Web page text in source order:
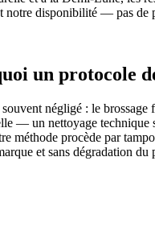
disponibilité — pas de
un protocole
négligé : le
— un nettoyage
méthode procède par
et sans dégradation